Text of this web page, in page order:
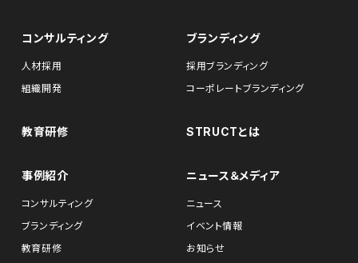
コンサルティング
人材採用
組織開発
ブランディング
採用ブランディング
コーポレートブランディング
教育研修 STRUCTとは
事例紹介
コンサルティング
ブランディング
教育研修
ニュース＆メディア
ニュース
イベント情報
お知らせ